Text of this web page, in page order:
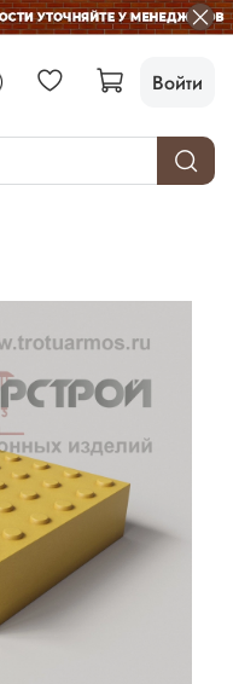
Войти